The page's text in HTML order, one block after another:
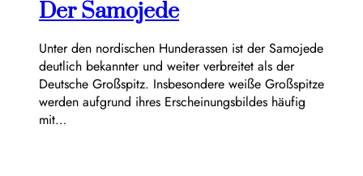
Der Samojede
Unter den nordischen Hunderassen ist der Samojede
deutlich bekannter und weiter verbreitet als der
Deutsche Großspitz. Insbesondere weiße Großspitze
werden aufgrund ihres Erscheinungsbildes häufig
mit…